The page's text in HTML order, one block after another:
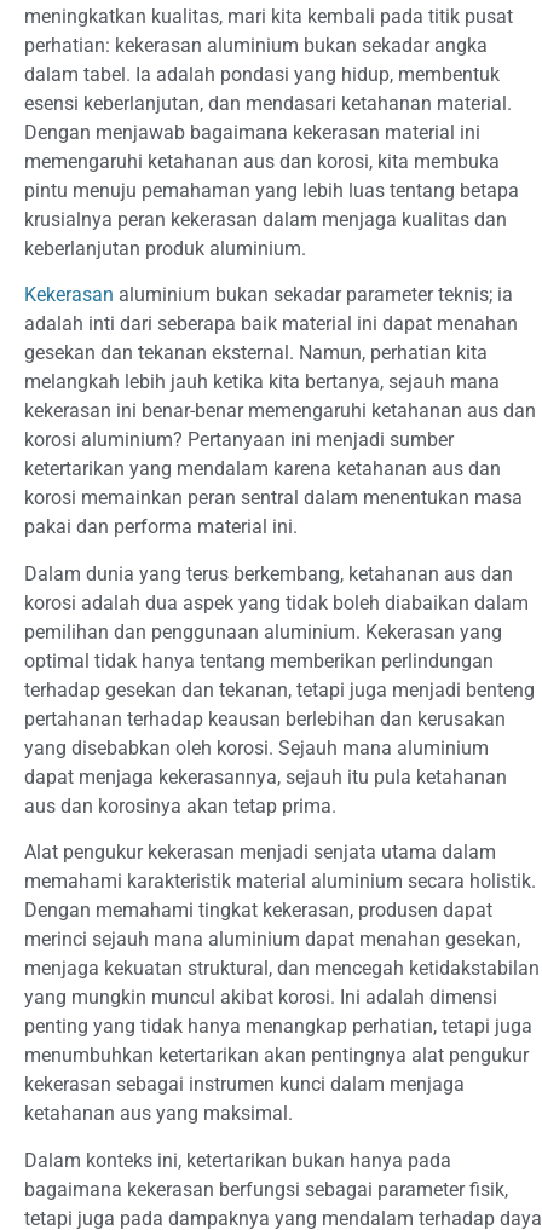
meningkatkan kualitas, mari kita kembali pada titik pusat
perhatian: kekerasan aluminium bukan sekadar angka
dalam tabel. Ia adalah pondasi yang hidup, membentuk
esensi keberlanjutan, dan mendasari ketahanan material.
Dengan menjawab bagaimana kekerasan material ini
memengaruhi ketahanan aus dan korosi, kita membuka
pintu menuju pemahaman yang lebih luas tentang betapa
krusialnya peran kekerasan dalam menjaga kualitas dan
keberlanjutan produk aluminium.
Kekerasan aluminium bukan sekadar parameter teknis; ia
adalah inti dari seberapa baik material ini dapat menahan
gesekan dan tekanan eksternal. Namun, perhatian kita
melangkah lebih jauh ketika kita bertanya, sejauh mana
kekerasan ini benar-benar memengaruhi ketahanan aus dan
korosi aluminium? Pertanyaan ini menjadi sumber
ketertarikan yang mendalam karena ketahanan aus dan
korosi memainkan peran sentral dalam menentukan masa
pakai dan performa material ini.
Dalam dunia yang terus berkembang, ketahanan aus dan
korosi adalah dua aspek yang tidak boleh diabaikan dalam
pemilihan dan penggunaan aluminium. Kekerasan yang
optimal tidak hanya tentang memberikan perlindungan
terhadap gesekan dan tekanan, tetapi juga menjadi benteng
pertahanan terhadap keausan berlebihan dan kerusakan
yang disebabkan oleh korosi. Sejauh mana aluminium
dapat menjaga kekerasannya, sejauh itu pula ketahanan
aus dan korosinya akan tetap prima.
Alat pengukur kekerasan menjadi senjata utama dalam
memahami karakteristik material aluminium secara holistik.
Dengan memahami tingkat kekerasan, produsen dapat
merinci sejauh mana aluminium dapat menahan gesekan,
menjaga kekuatan struktural, dan mencegah ketidakstabilan
yang mungkin muncul akibat korosi. Ini adalah dimensi
penting yang tidak hanya menangkap perhatian, tetapi juga
menumbuhkan ketertarikan akan pentingnya alat pengukur
kekerasan sebagai instrumen kunci dalam menjaga
ketahanan aus yang maksimal.
Dalam konteks ini, ketertarikan bukan hanya pada
bagaimana kekerasan berfungsi sebagai parameter fisik,
tetapi juga pada dampaknya yang mendalam terhadap daya